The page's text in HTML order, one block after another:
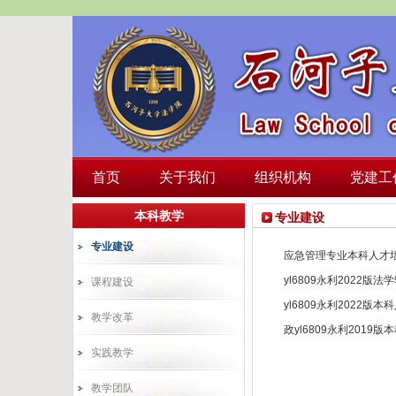
首页 关于我们 组织机构 党建工
本科教学
专业建设
课程建设
教学改革
实践教学
教学团队
专业建设
应急管理专业本科人才
yl6809永利2022版法
yl6809永利2022版本
政yl6809永利2019版